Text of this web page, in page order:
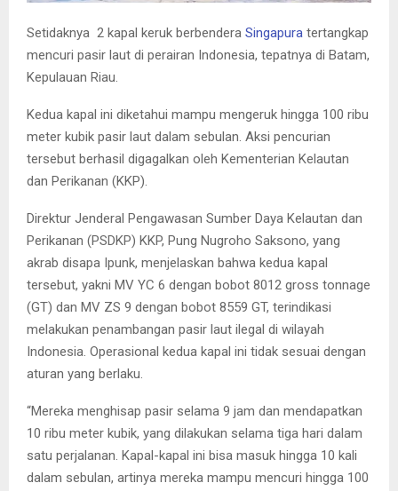
Setidaknya 2 kapal keruk berbendera Singapura tertangkap
mencuri pasir laut di perairan Indonesia, tepatnya di Batam,
Kepulauan Riau.
Kedua kapal ini diketahui mampu mengeruk hingga 100 ribu
meter kubik pasir laut dalam sebulan. Aksi pencurian
tersebut berhasil digagalkan oleh Kementerian Kelautan
dan Perikanan (KKP).
Direktur Jenderal Pengawasan Sumber Daya Kelautan dan
Perikanan (PSDKP) KKP, Pung Nugroho Saksono, yang
akrab disapa Ipunk, menjelaskan bahwa kedua kapal
tersebut, yakni MV YC 6 dengan bobot 8012 gross tonnage
(GT) dan MV ZS 9 dengan bobot 8559 GT, terindikasi
melakukan penambangan pasir laut ilegal di wilayah
Indonesia. Operasional kedua kapal ini tidak sesuai dengan
aturan yang berlaku.
“Mereka menghisap pasir selama 9 jam dan mendapatkan
10 ribu meter kubik, yang dilakukan selama tiga hari dalam
satu perjalanan. Kapal-kapal ini bisa masuk hingga 10 kali
dalam sebulan, artinya mereka mampu mencuri hingga 100